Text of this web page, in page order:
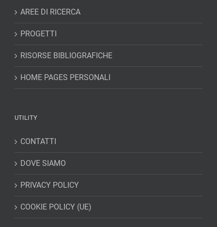
AREE DI RICERCA
PROGETTI
RISORSE BIBLIOGRAFICHE
HOME PAGES PERSONALI
UTILITY
CONTATTI
DOVE SIAMO
PRIVACY POLICY
COOKIE POLICY (UE)